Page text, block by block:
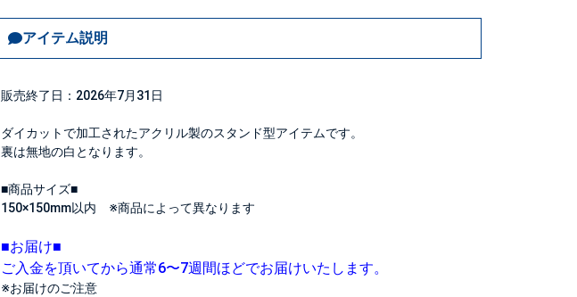
アイテム説明
販売終了日：2026年7月31日
ダイカットで加工されたアクリル製のスタンド型アイテムです。
裏は無地の白となります。
■商品サイズ■
150×150mm以内 ※商品によって異なります
■お届け■
ご入金を頂いてから通常6〜7週間ほどでお届けいたします。
※お届けのご注意